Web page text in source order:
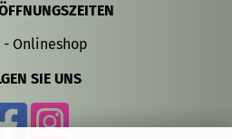
- Onlineshop
SIE UNS